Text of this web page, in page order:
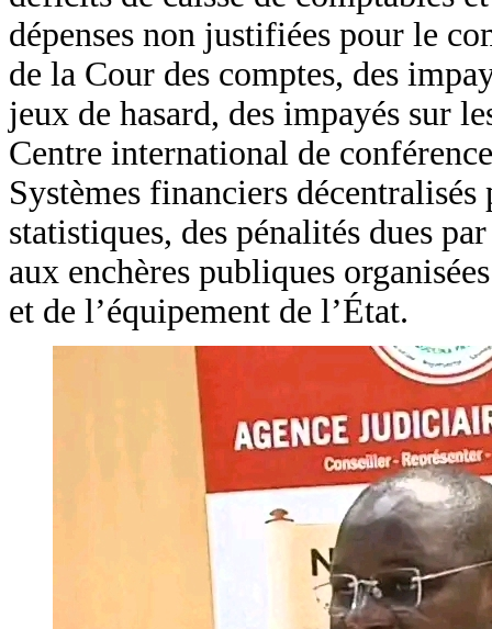
dépenses non justifiées pour le
de la Cour des comptes, des
jeux de hasard, des impayés sur
Centre international de
Systèmes financiers
statistiques, des pénalités dues
aux enchères publiques
et de l’équipement de l’État.